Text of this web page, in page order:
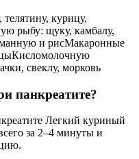
курицу,
рыбу: щуку, камбалу,
и рисМакаронные
свеклу, морковь
панкреатите?
Легкий куриный
за 2–4 минуты и